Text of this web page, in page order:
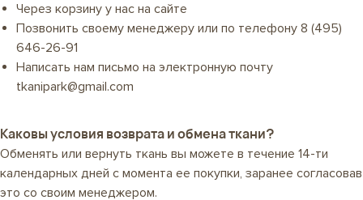
Через корзину у нас на сайте
Позвонить своему менеджеру или по телефону 8 (495)
646-26-91
Написать нам письмо на электронную почту
tkanipark@gmail.com
Каковы условия возврата и обмена ткани?
Обменять или вернуть ткань вы можете в течение 14-ти
календарных дней с момента ее покупки, заранее согласовав
это со своим менеджером.